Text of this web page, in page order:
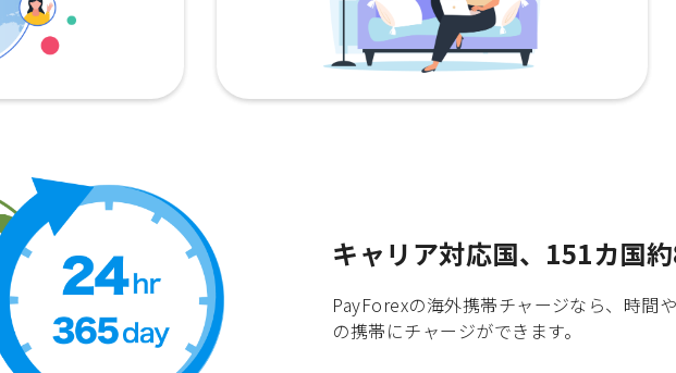
キャリア対応国、151カ国
PayForexの海外携帯チャージなら、時間
の携帯にチャージができます。